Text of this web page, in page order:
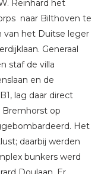
Reinhard het
naar Bilthoven te
het Duitse leger
Generaal
staf de villa
en de
lag daar direct
Bremhorst op
Het
daarbij werden
bunkers werd